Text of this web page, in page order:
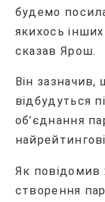
будемо
якихось інших
сказав Ярош.
Він
відбудуться
об’єднання
Як повідомив
створення